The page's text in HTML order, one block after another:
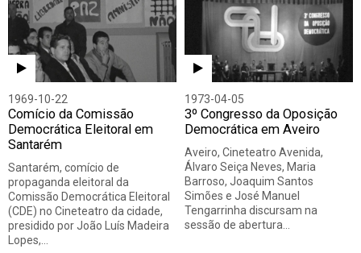
1969-10-22
Comício da Comissão
Democrática Eleitoral em
Santarém
Santarém, comício de
propaganda eleitoral da
Comissão Democrática Eleitoral
(CDE) no Cineteatro da cidade,
presidido por João Luís Madeira
Lopes,…
1973-04-05
3º Congresso da Oposição
Democrática em Aveiro
Aveiro, Cineteatro Avenida,
Álvaro Seiça Neves, Maria
Barroso, Joaquim Santos
Simões e José Manuel
Tengarrinha discursam na
sessão de abertura…